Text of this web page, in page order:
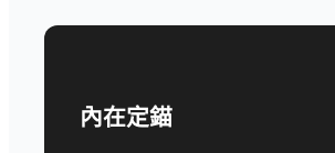
內在定錨